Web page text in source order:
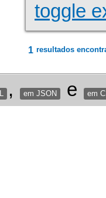
toggle
1 resultados
, em JSON e em